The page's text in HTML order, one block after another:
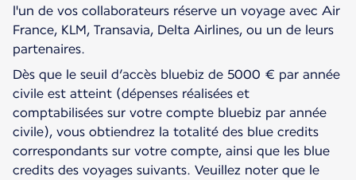
l'un de vos collaborateurs réserve un voyage avec Air
France, KLM, Transavia, Delta Airlines, ou un de leurs
partenaires.
Dès que le seuil d’accès bluebiz de 5000 € par année
civile est atteint (dépenses réalisées et
comptabilisées sur votre compte bluebiz par année
civile), vous obtiendrez la totalité des blue credits
correspondants sur votre compte, ainsi que les blue
credits des voyages suivants. Veuillez noter que le